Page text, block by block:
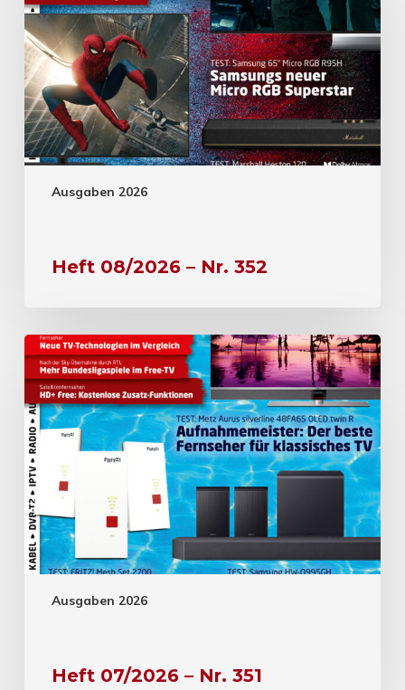
Ausgaben 2026
Heft 08/2026 – Nr. 352
Ausgaben 2026
Heft 07/2026 – Nr. 351